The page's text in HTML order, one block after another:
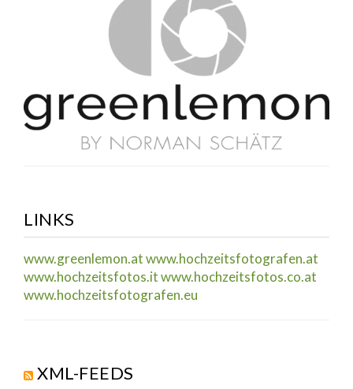
LINKS
www.greenlemon.atwww.hochzeitsfotografen.at
www.hochzeitsfotos.itwww.hochzeitsfotos.co.at
www.hochzeitsfotografen.eu
XML-FEEDS